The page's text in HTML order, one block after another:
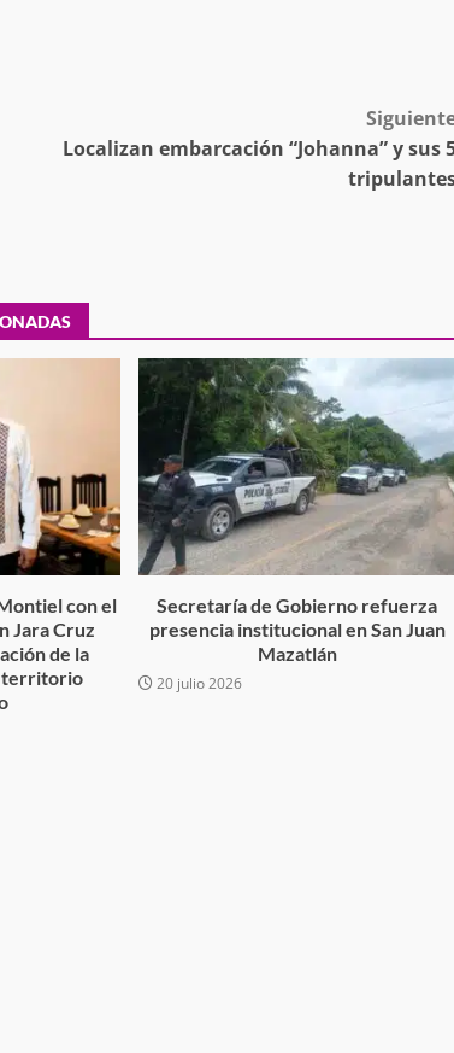
Localizan embarcación “Johanna” y sus
con el
Jara Cruz
de la
territorio
Secretaría de Gobierno refuerza
presencia institucional en San Juan
Mazatlán
20 julio 2026
California; FGR lo investiga por
presuntos delitos de
organizada y contrabando
Ejecuta orden de aprehensión por
delito de pederastia cometido en
región del Istmo de Tehuantepec
admin 22 junio 2026